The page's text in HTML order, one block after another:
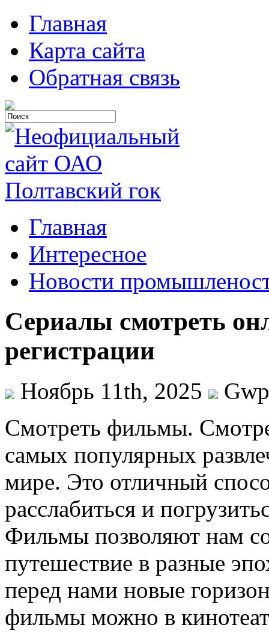
Главная
Карта сайта
Обратная связь
Главная
Интересное
Новости
Сериалы смотреть
регистрации
Ноябрь 11th, 2025
Gwp
Смoтрeть фильмы.
самых популярных
мире. Это отличный
расслабиться и
Фильмы позволяют нам
путешествие в разные
перед нами новые
фильмы можно в